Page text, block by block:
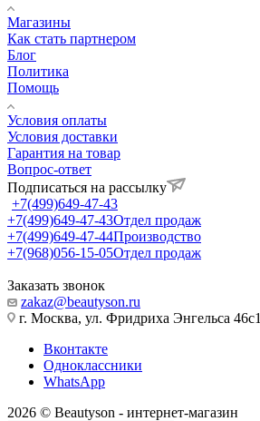
Магазины
Как стать партнером
Блог
Политика
Помощь
Условия оплаты
Условия доставки
Гарантия на товар
Вопрос-ответ
Подписаться на рассылку
+7(499)649-47-43
+7(499)649-47-43Отдел продаж
+7(499)649-47-44Производство
+7(968)056-15-05Отдел продаж
Заказать звонок
zakaz@beautyson.ru
г. Москва, ул. Фридриха Энгельса 46с1
Вконтакте
Одноклассники
WhatsApp
2026 © Beautyson - интернет-магазин